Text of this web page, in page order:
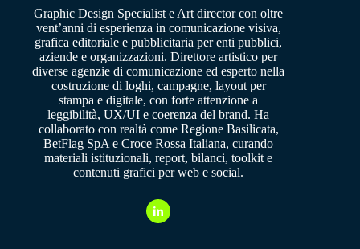
Graphic Design Specialist e Art director con oltre
vent’anni di esperienza in comunicazione visiva,
grafica editoriale e pubblicitaria per enti pubblici,
aziende e organizzazioni. Direttore artistico per
diverse agenzie di comunicazione ed esperto nella
costruzione di loghi, campagne, layout per
stampa e digitale, con forte attenzione a
leggibilità, UX/UI e coerenza del brand. Ha
collaborato con realtà come Regione Basilicata,
BetFlag SpA e Croce Rossa Italiana, curando
materiali istituzionali, report, bilanci, toolkit e
contenuti grafici per web e social.